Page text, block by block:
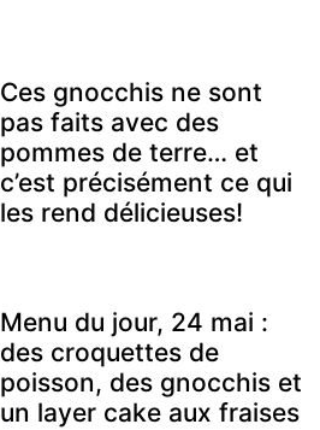
Ces gnocchis ne sont
pas faits avec des
pommes de terre… et
c’est précisément ce qui
les rend délicieuses!
Menu du jour, 24 mai :
des croquettes de
poisson, des gnocchis et
un layer cake aux fraises